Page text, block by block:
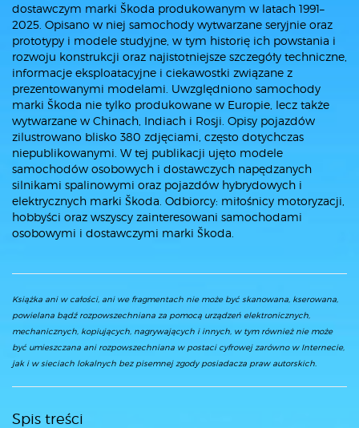
dostawczym marki Škoda produkowanym w latach 1991–
2025. Opisano w niej samochody wytwarzane seryjnie oraz
prototypy i modele studyjne, w tym historię ich powstania i
rozwoju konstrukcji oraz najistotniejsze szczegóły techniczne,
informacje eksploatacyjne i ciekawostki związane z
prezentowanymi modelami. Uwzględniono samochody
marki Škoda nie tylko produkowane w Europie, lecz także
wytwarzane w Chinach, Indiach i Rosji. Opisy pojazdów
zilustrowano blisko 380 zdjęciami, często dotychczas
niepublikowanymi. W tej publikacji ujęto modele
samochodów osobowych i dostawczych napędzanych
silnikami spalinowymi oraz pojazdów hybrydowych i
elektrycznych marki Škoda. Odbiorcy: miłośnicy motoryzacji,
hobbyści oraz wszyscy zainteresowani samochodami
osobowymi i dostawczymi marki Škoda.
Książka ani w całości, ani we fragmentach nie może być skanowana, kserowana,
powielana bądź rozpowszechniana za pomocą urządzeń elektronicznych,
mechanicznych, kopiujących, nagrywających i innych, w tym również nie może
być umieszczana ani rozpowszechniana w postaci cyfrowej zarówno w Internecie,
jak i w sieciach lokalnych bez pisemnej zgody posiadacza praw autorskich.
Spis treści